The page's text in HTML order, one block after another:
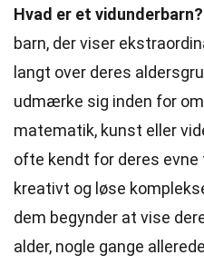
Hvad er et vidunderbarn?
barn, der viser
langt over deres
udmærke sig inden for
matematik, kunst eller
ofte kendt for deres
kreativt og løse
dem begynder at vise
alder, nogle gange